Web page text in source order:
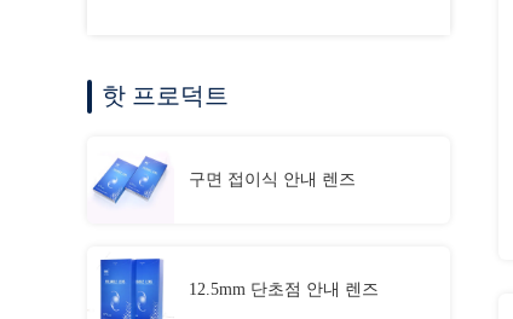
핫 프로덕트
구면 접이식 안내 렌즈
12.5mm 단초점 안내 렌즈